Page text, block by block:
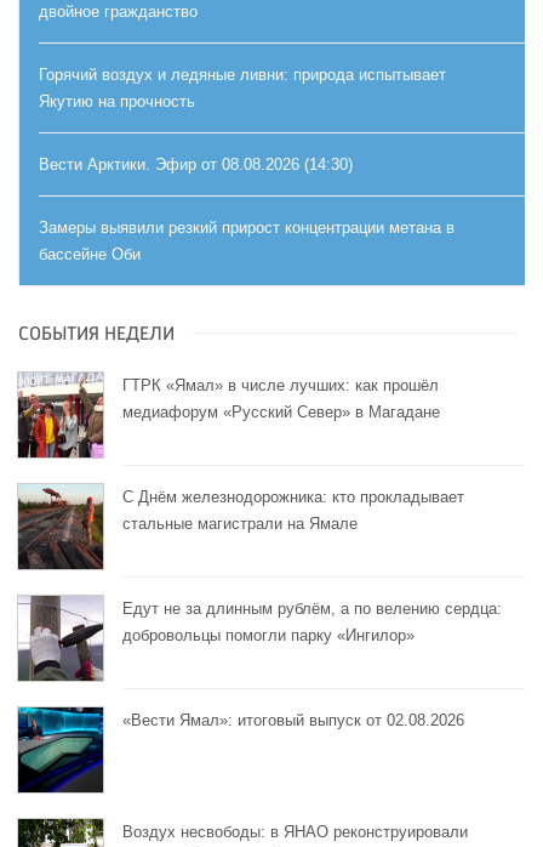
двойное гражданство
Горячий воздух и ледяные ливни: природа испытывает
Якутию на прочность
Вести Арктики. Эфир от 08.08.2026 (14:30)
Замеры выявили резкий прирост концентрации метана в
бассейне Оби
СОБЫТИЯ НЕДЕЛИ
ГТРК «Ямал» в числе лучших: как прошёл
медиафорум «Русский Север» в Магадане
С Днём железнодорожника: кто прокладывает
стальные магистрали на Ямале
Едут не за длинным рублём, а по велению сердца:
добровольцы помогли парку «Ингилор»
«Вести Ямал»: итоговый выпуск от 02.08.2026
Воздух несвободы: в ЯНАО реконструировали